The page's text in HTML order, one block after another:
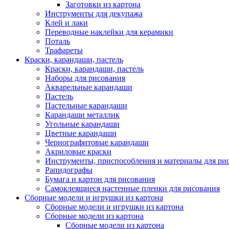
Заготовки из картона
Инструменты для декупажа
Клей и лаки
Переводные наклейки для керамики
Поталь
Трафареты
Краски, карандаши, пастель
Краски, карандаши, пастель
Наборы для рисования
Акварельные карандаши
Пастель
Пастельные карандаши
Карандаши металлик
Угольные карандаши
Цветные карандаши
Чернографитовые карандаши
Акриловые краски
Инструменты, приспособления и материалы для
Рапидографы
Бумага и картон для рисования
Самоклеящиеся настенные пленки для рисования
Сборные модели и игрушки из картона
Сборные модели и игрушки из картона
Сборные модели из картона
Сборные модели из картона